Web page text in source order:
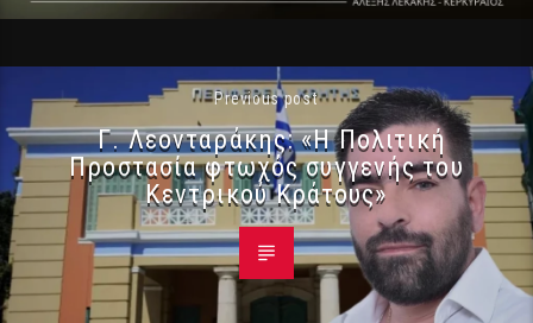
Previous post
Γ. Λεονταράκης: «Η Πολιτική
Προστασία φτωχός συγγενής του
Κεντρικού Κράτους»